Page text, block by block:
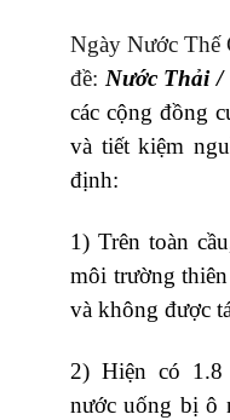
Ngày Nước Thế
đề: Nước Thải /
các cộng đồng
và tiết kiệm
định:
1) Trên toàn
môi trường
và không được
2) Hiện có
nước uống bị ô